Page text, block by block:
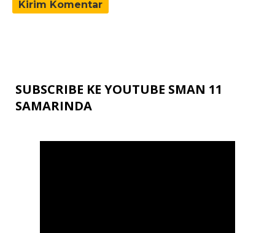
SUBSCRIBE KE YOUTUBE SMAN 11
SAMARINDA